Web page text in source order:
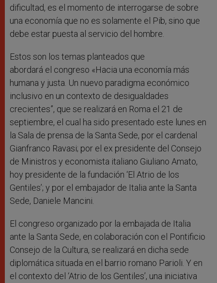
dificultad, es el momento de interrogarse de sobre
una economía que no es solamente el Pib, sino que
debe estar puesta al servicio del hombre.
Estos son los temas planteados que
abordará el congreso «Hacia una economía más
humana y justa. Un nuevo paradigma económico
inclusivo en un contexto de desigualdades
crecientes”, que se realizará en Roma el 21 de
septiembre, el cual ha sido presentado este lunes en
la Sala de prensa de la Santa Sede, por el cardenal
Gianfranco Ravasi; por el ex presidente del Consejo
de Ministros y economista italiano Giuliano Amato,
hoy presidente de la fundación ‘El Atrio de los
Gentiles’; y por el embajador de Italia ante la Santa
Sede, Daniele Mancini.
El congreso organizado por la embajada de Italia
ante la Santa Sede, en colaboración con el Pontificio
Consejo de la Cultura, se realizará en dicha sede
diplomática situada en el barrio romano Parioli. Y en
el contexto del ‘Atrio de los Gentiles’, una iniciativa